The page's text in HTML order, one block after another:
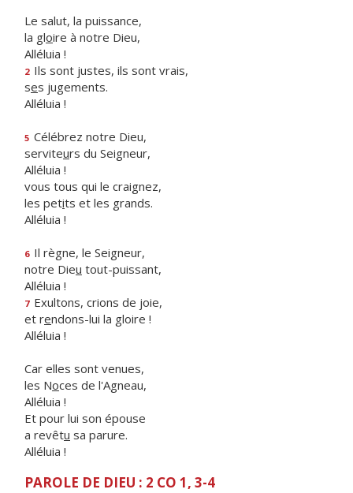
Le salut, la puissance,
la gloire à notre Dieu,
Alléluia !
2 Ils sont justes, ils sont vrais,
ses jugements.
Alléluia !
5 Célébrez notre Dieu,
serviteurs du Seigneur,
Alléluia !
vous tous qui le craignez,
les petits et les grands.
Alléluia !
6 Il règne, le Seigneur,
notre Dieu tout-puissant,
Alléluia !
7 Exultons, crions de joie,
et rendons-lui la gloire !
Alléluia !
Car elles sont venues,
les Noces de l'Agneau,
Alléluia !
Et pour lui son épouse
a revêtu sa parure.
Alléluia !
PAROLE DE DIEU : 2 CO 1, 3-4